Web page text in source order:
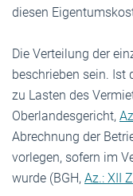
diesen
Die Verteilung der
beschrieben sein. Ist
zu Lasten des
Oberlandesgericht,
Abrechnung der
vorlegen, sofern im
wurde (BGH, Az.: XII